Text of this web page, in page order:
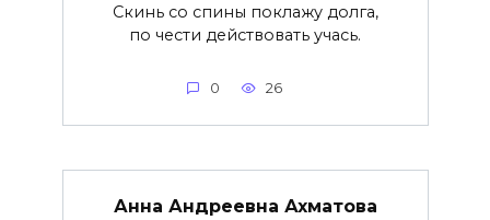
Скинь со спины поклажу долга,
по чести действовать учась.
0 26
Анна Андреевна Ахматова